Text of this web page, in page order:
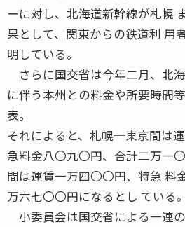
ーに対し、北海道新幹線が札幌
果として、関東からの鉄道利 用
明している。
さらに国交省は今年二月、北
に伴う本州との料金や所要時間
表。
それによると、札幌─東京間は
急料金八〇九〇円、合計二万一
間は運賃一万四〇〇円、特急 料
万六七〇〇円になるとし ている。
小委員会は国交省による一連